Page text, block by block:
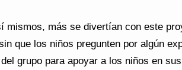
más se divertían con este
que los niños pregunten por algún
grupo para apoyar a los niños en